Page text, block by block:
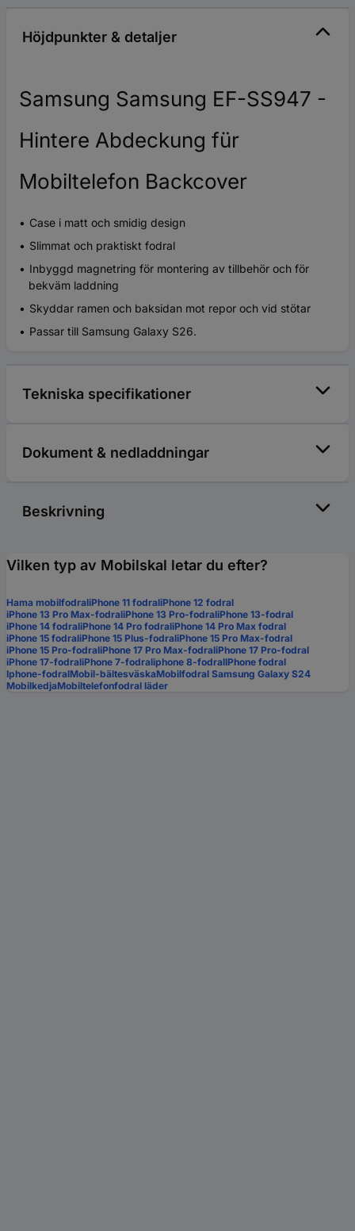
Höjdpunkter & detaljer
Samsung Samsung EF-SS947 -
Hintere Abdeckung für
Mobiltelefon Backcover
Case i matt och smidig design
Slimmat och praktiskt fodral
Inbyggd magnetring för montering av tillbehör och för
bekväm laddning
Skyddar ramen och baksidan mot repor och vid stötar
Passar till Samsung Galaxy S26.
Tekniska specifikationer
Dokument & nedladdningar
Beskrivning
Vilken typ av Mobilskal letar du efter?
Hama mobilfodraliPhone 11 fodraliPhone 12 fodral
iPhone 13 Pro Max-fodraliPhone 13 Pro-fodraliPhone 13-fodral
iPhone 14 fodraliPhone 14 Pro fodraliPhone 14 Pro Max fodral
iPhone 15 fodraliPhone 15 Plus-fodraliPhone 15 Pro Max-fodral
iPhone 15 Pro-fodraliPhone 17 Pro Max-fodraliPhone 17 Pro-fodral
iPhone 17-fodraliPhone 7-fodraliphone 8-fodralIPhone fodral
Iphone-fodralMobil-bältesväskaMobilfodral Samsung Galaxy S24
MobilkedjaMobiltelefonfodral läder